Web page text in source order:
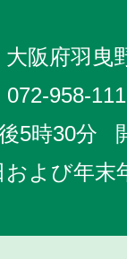
阪府羽曳
072-958-
5時30分
および年